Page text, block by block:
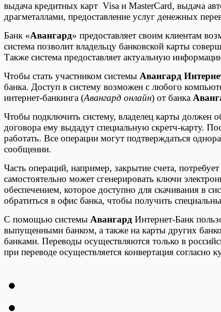
выдача кредитных карт Visa и MasterCard, выдача
драгметаллами, предоставление услуг денежных
Банк «Авангард» предоставляет своим клиентам
система позволит владельцу банковской карты
Также система предоставляет актуальную
Чтобы стать участником системы Авангард
банка. Доступ в систему возможен с любого
интернет-банкинга (Авангард онлайн) от банка
Чтобы подключить систему, владелец карты должен
договора ему выдадут специальную скретч-карту.
работать. Все операции могут подтверждаться
сообщении.
Часть операций, например, закрытие счета,
самостоятельно может сгенерировать ключи
обеспечением, которое доступно для скачивания в
обратиться в офис банка, чтобы получить
С помощью системы Авангард Интернет-Банк
выпущенными банком, а также на карты других
банками. Переводы осуществляются только в
при переводе осуществляется конвертация согласно